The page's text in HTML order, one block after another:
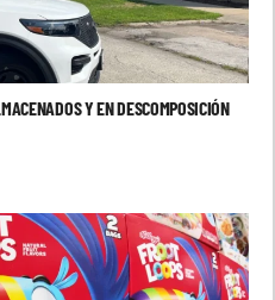
Y EN DESCOMPOSICIÓN